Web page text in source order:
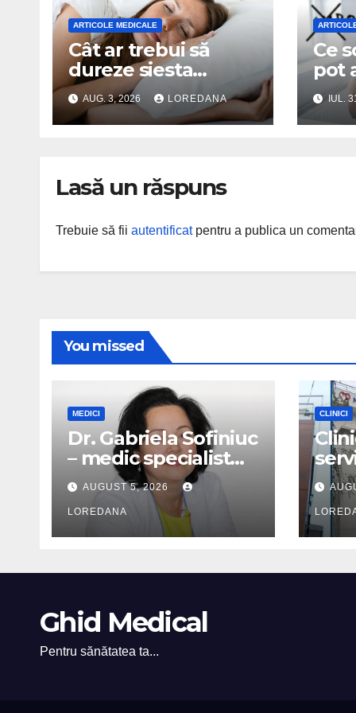
ARTICOLE MEDICALE
Cât ar trebui să
dureze siesta
pentru a-ți reface
organismul?
Specialiștii explică
amiază
AUG. 3, 2026 LOREDANA
Ce
pot
IUL.
Lasă un răspuns
Trebuie să fii autentificatpentru a publica un
You missed
MEDICI
Dr. Gabriela Sofiniuc
– medic specialist
cardiologie
AUGUST 5, 2026
LOREDANA
CLINICI
Ghid Medical
Pentru sănătatea ta...